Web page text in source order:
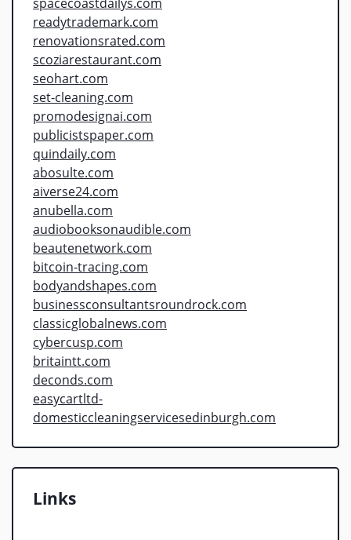
readytrademark.com
renovationsrated.com
scoziarestaurant.com
seohart.com
set-cleaning.com
promodesignai.com
publicistspaper.com
quindaily.com
abosulte.com
aiverse24.com
anubella.com
audiobooksonaudible.com
beautenetwork.com
bitcoin-tracing.com
bodyandshapes.com
businessconsultantsroundrock.com
classicglobalnews.com
cybercusp.com
britaintt.com
deconds.com
easycartltd-
domesticcleaningservicesedinburgh.com
Links